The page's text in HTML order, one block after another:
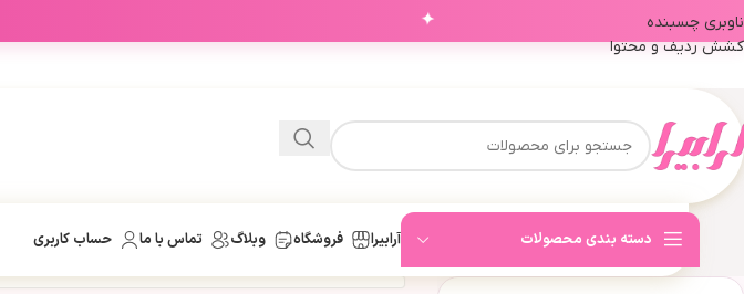
✦
ناوبری چسبنده
کشش ردیف و محتوا
دسته بندی محصولات آرابیرا فروشگاه وبلاگ تماس با ما حساب کاربری